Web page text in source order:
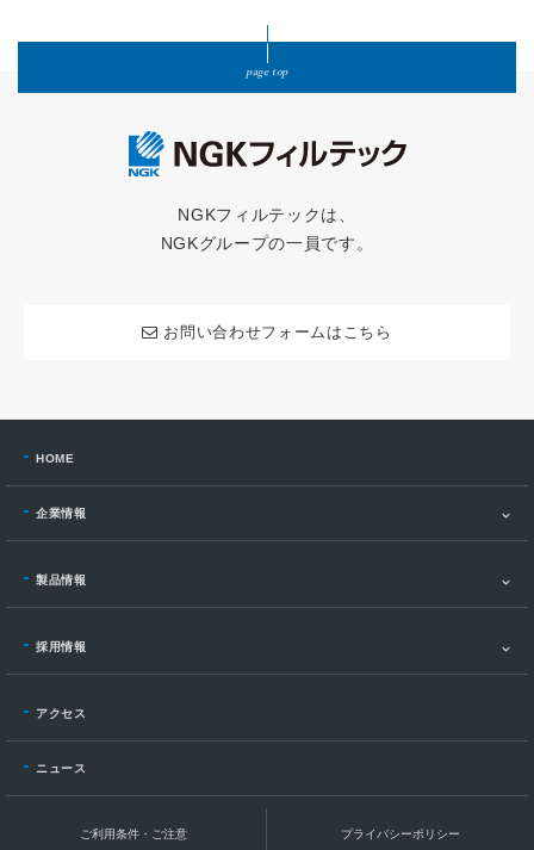
page top
NGKフィルテックは、
NGKグループの一員です。
お問い合わせフォームはこちら
HOME
企業情報
製品情報
採用情報
アクセス
ニュース
ご利用条件・ご注意 プライバシーポリシー